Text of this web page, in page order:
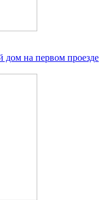
дом на первом проезде